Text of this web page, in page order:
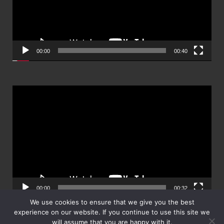
00:00 00:40
00:00 00:32
We use cookies to ensure that we give you the best
experience on our website. If you continue to use this site we
will assume that you are happy with it.